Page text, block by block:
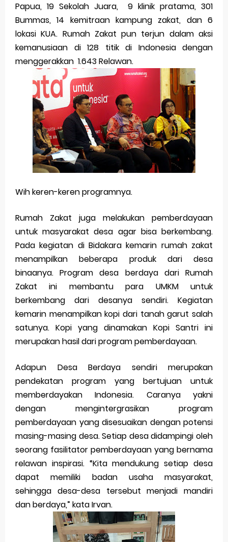
Papua, 19 Sekolah Juara, 9 klinik pratama, 301
Bummas, 14 kemitraan kampung zakat, dan 6
lokasi KUA. Rumah Zakat pun terjun dalam aksi
kemanusiaan di 128 titik di Indonesia dengan
menggerakkan 1.643 Relawan.
Wih keren-keren programnya.
Rumah Zakat juga melakukan pemberdayaan
untuk masyarakat desa agar bisa berkembang.
Pada kegiatan di Bidakara kemarin rumah zakat
menampilkan beberapa produk dari desa
binaanya. Program desa berdaya dari Rumah
Zakat ini membantu para UMKM untuk
berkembang dari desanya sendiri. Kegiatan
kemarin menampilkan kopi dari tanah garut salah
satunya. Kopi yang dinamakan Kopi Santri ini
merupakan hasil dari program pemberdayaan.
Adapun Desa Berdaya sendiri merupakan
pendekatan program yang bertujuan untuk
memberdayakan Indonesia. Caranya yakni
dengan mengintergrasikan program
pemberdayaan yang disesuaikan dengan potensi
masing-masing desa. Setiap desa didampingi oleh
seorang fasilitator pemberdayaan yang bernama
relawan inspirasi. “Kita mendukung setiap desa
dapat memiliki badan usaha masyarakat,
sehingga desa-desa tersebut menjadi mandiri
dan berdaya,” kata Irvan.